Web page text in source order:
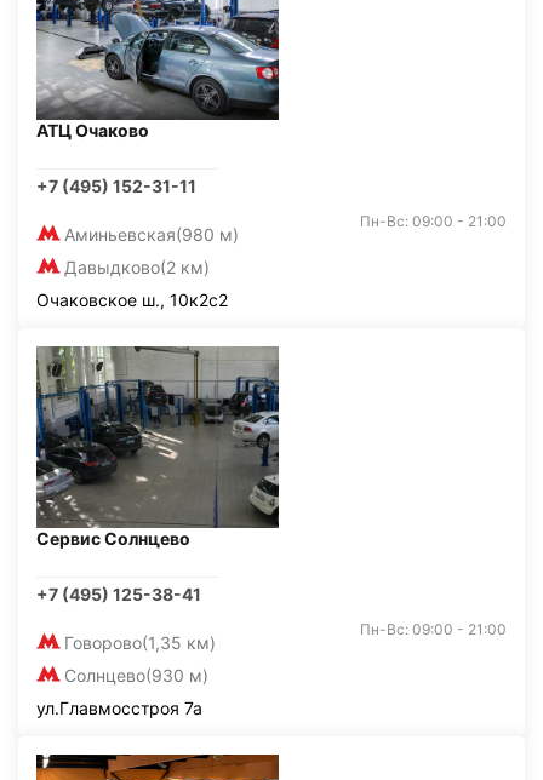
АТЦ Очаково
+7 (495) 152-31-11
Аминьевская(980 м)
Давыдково(2 км)
Пн-Вс: 09:00 - 21:00
Очаковское ш., 10к2с2
Сервис Солнцево
+7 (495) 125-38-41
Говорово(1,35 км)
Солнцево(930 м)
Пн-Вс: 09:00 - 21:00
ул.Главмосстроя 7а